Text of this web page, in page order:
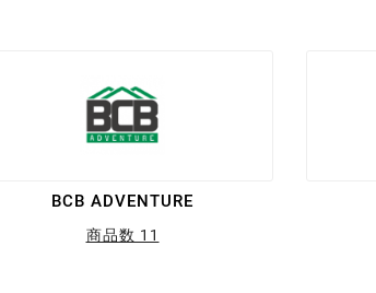
BCB ADVENTURE
商品数 11